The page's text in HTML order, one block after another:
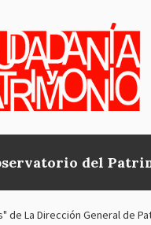
del
de La Dirección General de